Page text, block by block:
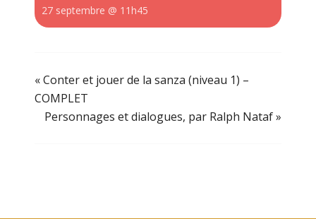
27 septembre @ 11h45
«Conter et jouer de la sanza (niveau 1) –
COMPLET
Personnages et dialogues, par Ralph Nataf»